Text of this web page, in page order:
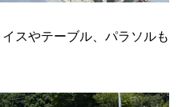
スやテーブル、パラソルも